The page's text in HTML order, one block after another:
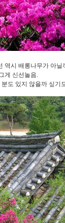
역시 배롱나무가 아닐
게 신선놀음.
도 있지 않을까 싶기